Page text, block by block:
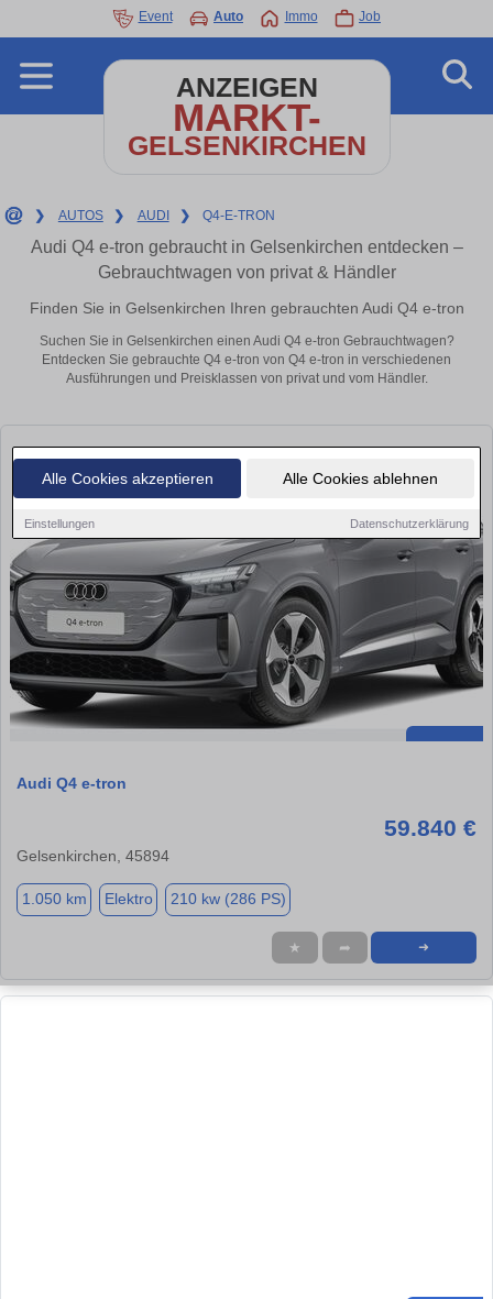
Alle Cookies akzeptieren Alle Cookies ablehnen
Einstellungen Datenschutzerklärung
Event Auto Immo Job
ANZEIGEN
MARKT-
GELSENKIRCHEN
❯ AUTOS ❯ AUDI ❯ Q4-E-TRON
Audi Q4 e-tron gebraucht in Gelsenkirchen entdecken –
Gebrauchtwagen von privat & Händler
Finden Sie in Gelsenkirchen Ihren gebrauchten Audi Q4 e-tron
Suchen Sie in Gelsenkirchen einen Audi Q4 e-tron Gebrauchtwagen?
Entdecken Sie gebrauchte Q4 e-tron von Q4 e-tron in verschiedenen
Ausführungen und Preisklassen von privat und vom Händler.
Audi Q4 e-tron
59.840 €
Gelsenkirchen, 45894
1.050 km Elektro 210 kw (286 PS)
★ ➦ ➜